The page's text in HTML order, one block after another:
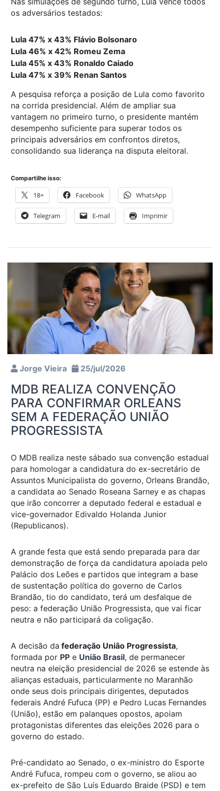
os adversários testados:
Lula 47% x 43% Flávio Bolsonaro
Lula 46% x 42% Romeu Zema
Lula 45% x 43% Ronaldo Caiado
Lula 47% x 39% Renan Santos
A pesquisa reforça a posição de Lula como favorito
na corrida presidencial. Além de ampliar sua
vantagem no primeiro turno, o presidente mantém
desempenho suficiente para superar todos os
principais adversários em confrontos diretos,
consolidando sua liderança na disputa eleitoral.
Compartilhe isso:
18+ Facebook WhatsApp
Telegram E-mail Imprimir
Jorge Vieira 25/jul/2026
MDB REALIZA CONVENÇÃO
PARA CONFIRMAR ORLEANS
SEM A FEDERAÇÃO UNIÃO
PROGRESSISTA
O MDB realiza neste sábado sua convenção estadual
para homologar a candidatura do ex-secretário de
Assuntos Municipalista do governo, Orleans Brandão,
a candidata ao Senado Roseana Sarney e as chapas
que irão concorrer a deputado federal e estadual e
vice-governador Edivaldo Holanda Junior
(Republicanos).
A grande festa que está sendo preparada para dar
demonstração de força da candidatura apoiada pelo
Palácio dos Leões e partidos que integram a base
de sustentação política do governo de Carlos
Brandão, tio do candidato, terá um desfalque de
peso: a federação União Progressista, que vai ficar
neutra e não participará da coligação.
A decisão da federação União Progressista,
formada por PP e União Brasil, de permanecer
neutra na eleição presidencial de 2026 se estende às
alianças estaduais, particularmente no Maranhão
onde seus dois principais dirigentes, deputados
federais André Fufuca (PP) e Pedro Lucas Fernandes
(União), estão em palanques opostos, apoiam
protagonistas diferentes das eleições 2026 para o
governo do estado.
Pré-candidato ao Senado, o ex-ministro do Esporte
André Fufuca, rompeu com o governo, se aliou ao
ex-prefeito de São Luís Eduardo Braide (PSD) e tem